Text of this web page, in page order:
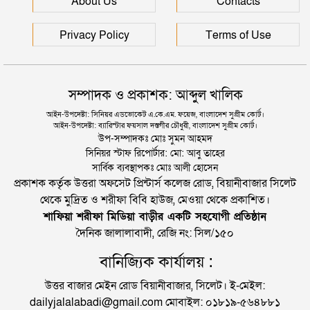
Privacy Policy Terms of Use
সম্পাদক ও প্রকাশক: আব্দুল খালিক
আইন-উপদেষ্টা: সিনিয়র এডভোকেট এ.কে.এম. ফয়েজ, বাংলাদেশ সুপ্রীম কোর্ট।
আইন-উপদেষ্টা: ব্যারিস্টার ফয়সাল দস্তগীর চৌধুরী, বাংলাদেশ সুপ্রীম কোর্ট।
উপ-সম্পাদকঃ মোঃ সুমন আহমদ
সিনিয়র স্টাফ রিপোর্টার: মো: আবু তাহের
সার্বিক ব্যবস্থাপকঃ মোঃ আলী হোসেন
প্রকাশক কর্তৃক উত্তরা অফসেট প্রিন্টার্স কলেজ রোড, বিয়ানীবাজার সিলেট
থেকে মুদ্রিত ও শরীফা বিবি হাউজ, মেওয়া থেকে প্রকাশিত।
শাফিয়া শরীফা মিডিয়া বাড়ীর একটি সহযোগী প্রতিষ্ঠান
দৈনিক জালালাবাদী, রেজি নং: সিল/১৫০
বানিজ্যিক কার্যালয় :
উত্তর বাজার মেইন রোড বিয়ানীবাজার, সিলেট। ই-মেইল:
dailyjalalabadi@gmail.com মোবাইল: ০১৮১৯-৫৬৪৮৮১